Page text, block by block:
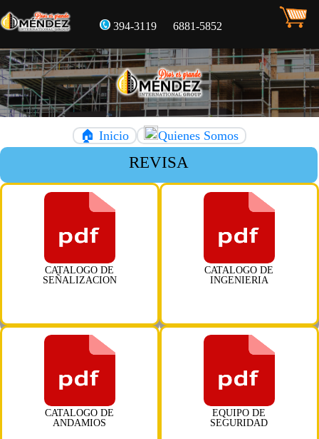
394-3119 6881-5852
🏠 Inicio Quienes Somos
REVISA Y
CATALOGO DE
SEÑALIZACION
CATALOGO DE
INGENIERIA
CATALOGO DE
ANDAMIOS
EQUIPO DE
SEGURIDAD